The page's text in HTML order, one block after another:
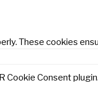
These cookies
Cookie Consent